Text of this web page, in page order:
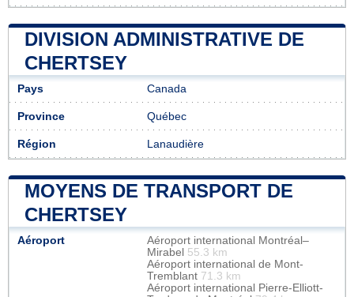
DIVISION ADMINISTRATIVE DE
CHERTSEY
Pays Canada
Province Québec
Région Lanaudière
MOYENS DE TRANSPORT DE
CHERTSEY
Aéroport
Aéroport international Montréal–
Mirabel 55.3 km
Aéroport international de Mont-
Tremblant 71.3 km
Aéroport international Pierre-Elliott-